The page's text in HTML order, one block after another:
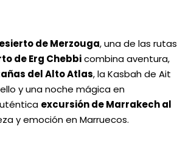
de Merzouga, una de las rutas
de Erg Chebbicombina aventura,
del Alto Atlas, la Kasbah de Ait
y una noche mágica en
excursión de Marrakech al
y emoción en Marruecos.